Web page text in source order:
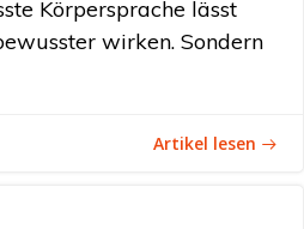
Körpersprache lässt
wirken. Sondern
Artikel lesen